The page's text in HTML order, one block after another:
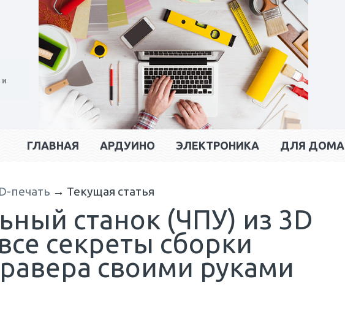
ГЛАВНАЯ АРДУИНО ЭЛЕКТРОНИКА ДЛЯ ДОМА
печать → Текущая статья
станок (ЧПУ) из 3D
секреты сборки
своими руками